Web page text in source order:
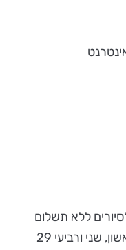
ללא תשלום
ב"שביל סובב כינרת", ימים שישי, ראשון, שני ורביעי 29